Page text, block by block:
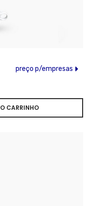
preço p/empresas